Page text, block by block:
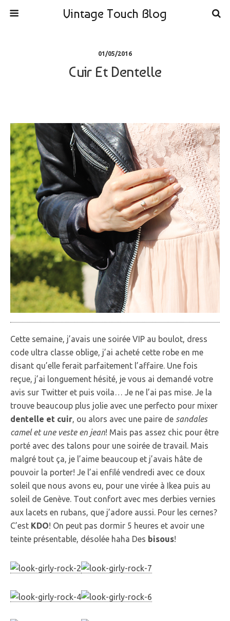
Vintage Touch Blog
01/05/2016
Cuir Et Dentelle
Cette semaine, j’avais une soirée VIP au boulot, dress
code ultra classe oblige, j’ai acheté cette robe en me
disant qu’elle ferait parfaitement l’affaire. Une fois
reçue, j’ai longuement hésité, je vous ai demandé votre
avis sur Twitter et puis voila… Je ne l’ai pas mise. Je la
trouve beaucoup plus jolie avec une perfecto pour mixer
dentelle et cuir, ou alors avec une paire de sandales
camel et une veste en jean! Mais pas assez chic pour être
porté avec des talons pour une soirée de travail. Mais
malgré tout ça, je l’aime beaucoup et j’avais hâte de
pouvoir la porter! Je l’ai enfilé vendredi avec ce doux
soleil que nous avons eu, pour une virée à Ikea puis au
soleil de Genève. Tout confort avec mes derbies vernies
aux lacets en rubans, que j’adore aussi. Pour les cernes?
C’est KDO! On peut pas dormir 5 heures et avoir une
teinte présentable, désolée haha Des bisous!